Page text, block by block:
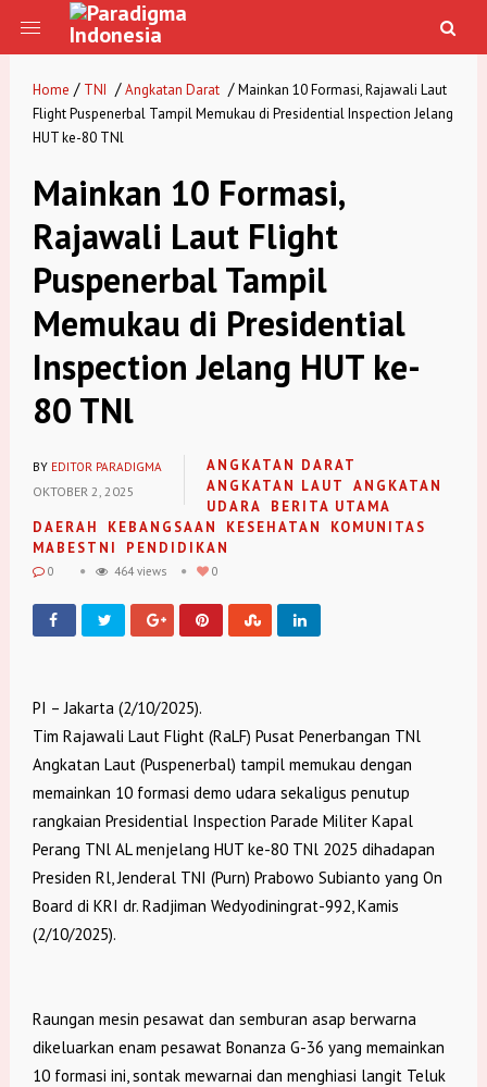
Home / TNI / Angkatan Darat / Mainkan 10 Formasi, Rajawali Laut
Flight Puspenerbal Tampil Memukau di Presidential Inspection Jelang
HUT ke-80 TNl
Mainkan 10 Formasi,
Rajawali Laut Flight
Puspenerbal Tampil
Memukau di Presidential
Inspection Jelang HUT ke-
80 TNl
BY EDITOR PARADIGMA
OKTOBER 2, 2025
ANGKATAN DARAT
ANGKATAN LAUT
ANGKATAN
UDARA
BERITA UTAMA
DAERAH
KEBANGSAAN KESEHATAN
KOMUNITAS
MABESTNI
PENDIDIKAN
0 464 views 0
PI – Jakarta (2/10/2025).
Tim Rajawali Laut Flight (RaLF) Pusat Penerbangan TNl
Angkatan Laut (Puspenerbal) tampil memukau dengan
memainkan 10 formasi demo udara sekaligus penutup
rangkaian Presidential Inspection Parade Militer Kapal
Perang TNl AL menjelang HUT ke-80 TNl 2025 dihadapan
Presiden Rl, Jenderal TNI (Purn) Prabowo Subianto yang On
Board di KRI dr. Radjiman Wedyodiningrat-992, Kamis
(2/10/2025).
Raungan mesin pesawat dan semburan asap berwarna
dikeluarkan enam pesawat Bonanza G-36 yang memainkan
10 formasi ini, sontak mewarnai dan menghiasi langit Teluk